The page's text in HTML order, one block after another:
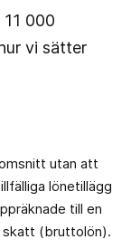
000
vi sätter
utan att
lönetillägg
till en
skatt (bruttolön).